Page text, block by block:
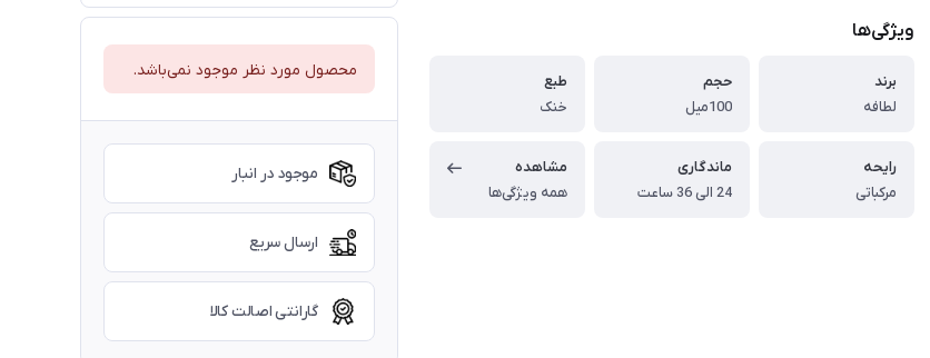
ویژگی‌ها
برند
لطافه
حجم
100میل
طبع
خنک
رایحه
مرکباتی
ماندگاری
24 الی 36 ساعت
مشاهده
همه ویژگی‌ها
محصول مورد نظر موجود نمی‌باشد.
موجود در انبار
ارسال سریع
گارانتی اصالت کالا